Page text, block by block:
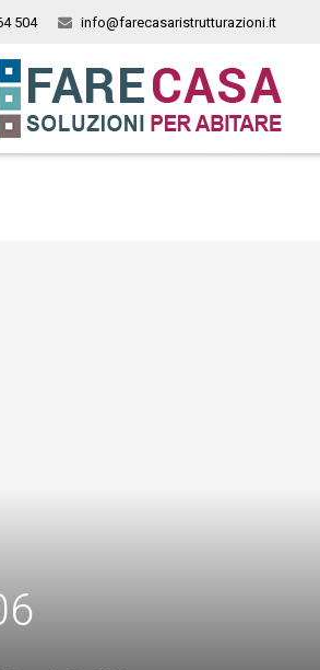
504 info@farecasaristrutturazioni.it